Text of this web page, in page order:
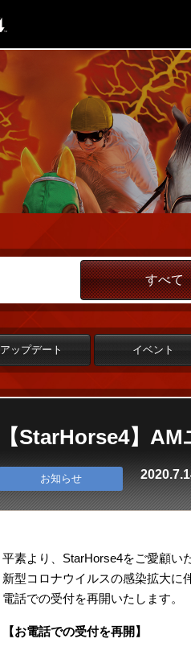
すべて
アップデート イベント
【StarHorse4】
お知らせ
平素より、StarHorse4をご愛顧い
新型コロナウイルスの感染拡大に
電話での受付を再開いたします。
【お電話での受付を再開】